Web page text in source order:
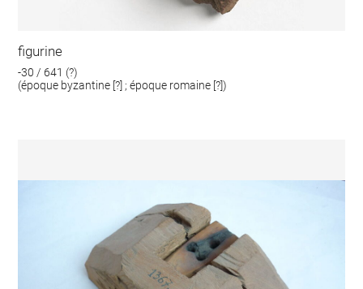
figurine
-30 / 641 (?)
(époque byzantine [?] ; époque romaine [?])